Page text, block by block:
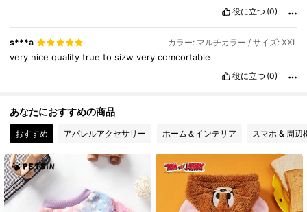
役に立つ (0)
s***a カラー: マルチカラー / サイズ: XXL
very nicequalitytruetosizwverycomcortable
役に立つ (0)
あなたにおすすめの商品
おすすめ アパレルアクセサリー ホーム＆インテリア スマホ & 周辺